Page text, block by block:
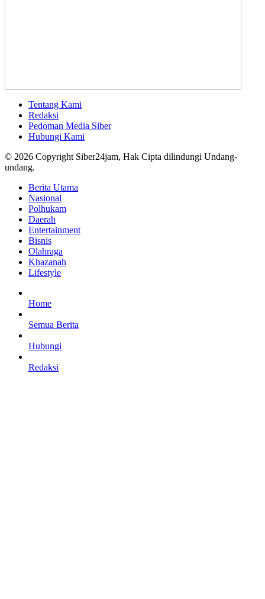
Tentang Kami
Redaksi
Pedoman Media Siber
Hubungi Kami
© 2026 Copyright Siber24jam, Hak Cipta dilindungi Undang-
undang.
Berita Utama
Nasional
Polhukam
Daerah
Entertainment
Bisnis
Olahraga
Khazanah
Lifestyle
Home
Semua Berita
Hubungi
Redaksi